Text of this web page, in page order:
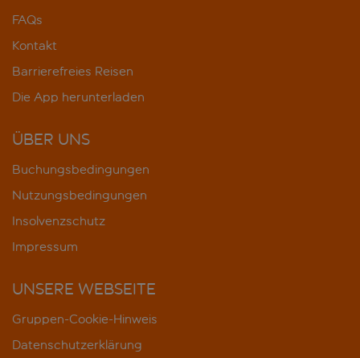
FAQs
Kontakt
Barrierefreies Reisen
Die App herunterladen
ÜBER UNS
Buchungsbedingungen
Nutzungsbedingungen
Insolvenzschutz
Impressum
UNSERE WEBSEITE
Gruppen-Cookie-Hinweis
Datenschutzerklärung